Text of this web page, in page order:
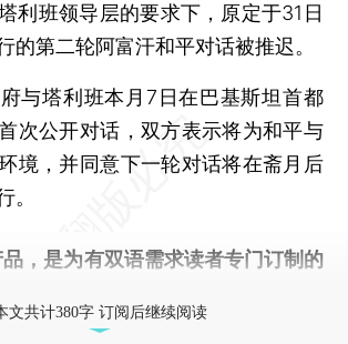
利班领导层的要求下，原定于31日
的第二轮阿富汗和平对话被推迟。
塔利班本月7日在巴基斯坦首都
次公开对话，双方表示将为和平与
境，并同意下一轮对话将在斋月后
。
，是为有双语需求读者专门订制的
文共计380字 订阅后继续阅读